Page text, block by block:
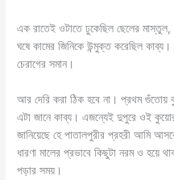
এক রাতেই ওটাতে ঢুকেছিল ছেলের মাস্তুল,
ঘষে কামের জিনিকে উন্মুক্ত করেছিল
চেরাগের সমান।
আর দেরি করা ঠিক হবে না। প্রথম গুঁতোয়
এটা জানে কাব্য। এজন্যেই দুপুরে ওই কুয়োর
জানিয়েছে হে পাতালপুরীর প্রহরী আমি
ধারণা মালের প্রভাবে কিছুটা নরম ও হয়ে
পড়ার সময়।